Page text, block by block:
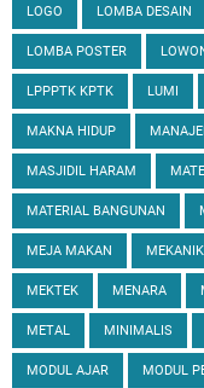
LOGO LOMBA DESAIN
LOMBA POSTER
LPPPTK KPTK LUMI
MAKNA HIDUP
MASJIDIL HARAM
MATERIAL BANGUNAN
MEJA MAKAN
MEKTEK MENARA
METAL MINIMALIS
MODUL AJAR MODUL